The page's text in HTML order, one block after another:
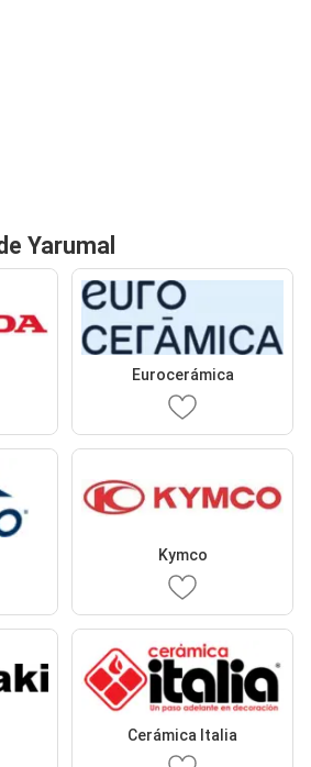
Yarumal
Eurocerámica
Kymco
Cerámica Italia